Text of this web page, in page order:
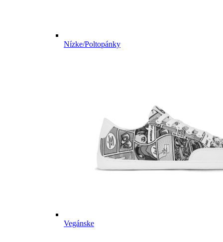
Nízke/Poltopánky
Vegánske